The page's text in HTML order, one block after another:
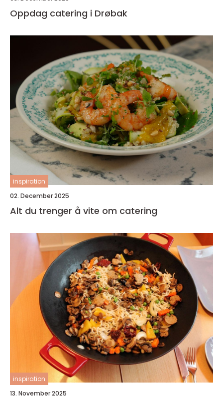
Oppdag catering i Drøbak
inspiration
02. December 2025
Alt du trenger å vite om catering
inspiration
13. November 2025